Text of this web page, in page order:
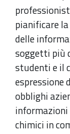
pianificare
delle
soggetti più
studenti e il
espressione
obblighi
chimici in